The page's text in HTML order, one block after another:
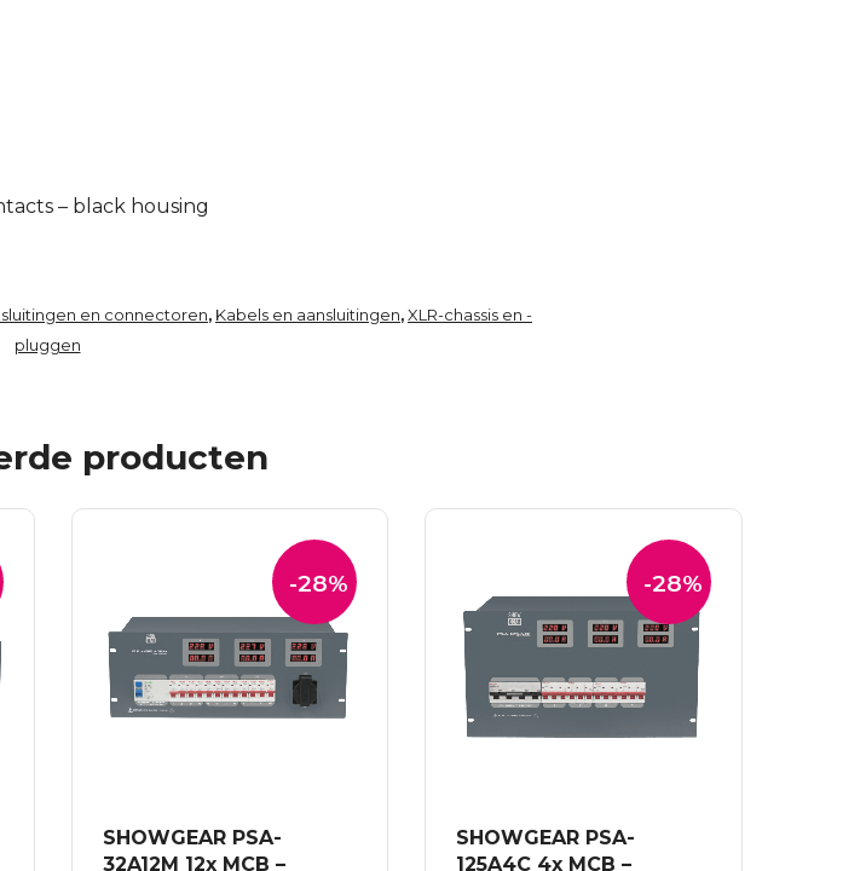
– black housing
en connectoren, Kabels en aansluitingen, XLR-chassis en -
pluggen
producten
-28%
SHOWGEAR PSA-
32A12M 12x MCB –
-28%
SHOWGEAR PSA-
125A4C 4x MCB –